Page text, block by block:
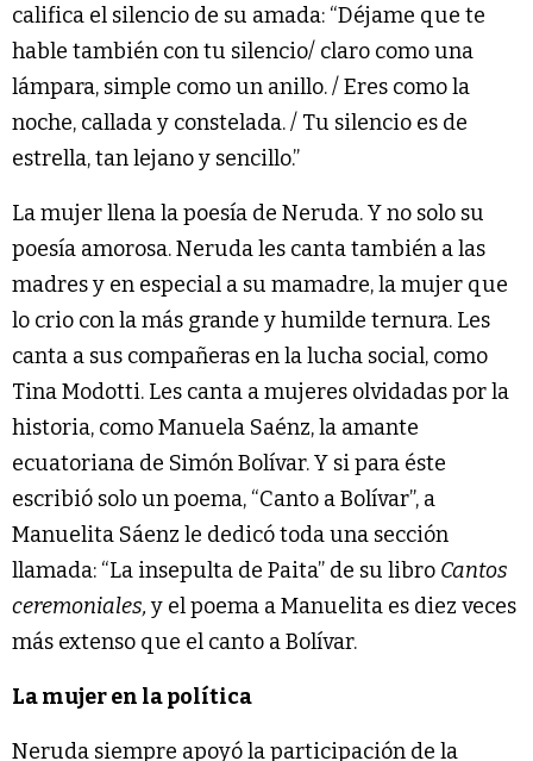
califica el silencio de su amada: “Déjame que te
hable también con tu silencio/ claro como una
lámpara, simple como un anillo. / Eres como la
noche, callada y constelada. / Tu silencio es de
estrella, tan lejano y sencillo.”
La mujer llena la poesía de Neruda. Y no solo su
poesía amorosa. Neruda les canta también a las
madres y en especial a su mamadre, la mujer que
lo crio con la más grande y humilde ternura. Les
canta a sus compañeras en la lucha social, como
Tina Modotti. Les canta a mujeres olvidadas por la
historia, como Manuela Saénz, la amante
ecuatoriana de Simón Bolívar. Y si para éste
escribió solo un poema, “Canto a Bolívar”, a
Manuelita Sáenz le dedicó toda una sección
llamada: “La insepulta de Paita” de su libro Cantos
ceremoniales, y el poema a Manuelita es diez veces
más extenso que el canto a Bolívar.
La mujer en la política
Neruda siempre apoyó la participación de la